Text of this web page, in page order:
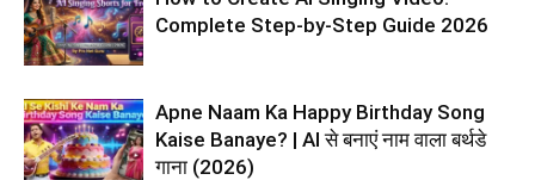
Complete Step-by-Step Guide 2026
Apne Naam Ka Happy Birthday Song
Kaise Banaye? | AI से बनाएं नाम वाला बर्थडे
गाना (2026)